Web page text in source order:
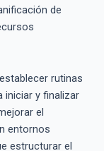
de
rutinas
iniciar y finalizar
el
entornos
estructurar el